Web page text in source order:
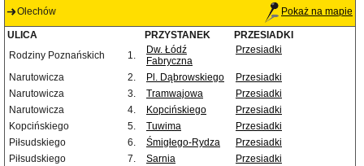
Olechów Pokaż na mapie
ULICA PRZYSTANEK
PRZESIADKI
Rodziny Poznańskich
1.
Dw. Łódź
Fabryczna
Przesiadki
Narutowicza 2. Pl. Dąbrowskiego
Przesiadki
Narutowicza
3. Tramwajowa
Przesiadki
Narutowicza
4. Kopcińskiego
Przesiadki
Kopcińskiego
5. Tuwima
Przesiadki
Piłsudskiego
6. Śmigłego-Rydza
Przesiadki
Piłsudskiego
7. Sarnia
Przesiadki